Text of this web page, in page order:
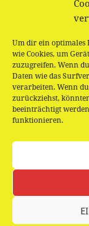
Um dir ein optimales
wie Cookies, um
zuzugreifen. Wenn
Daten wie das
verarbeiten. Wenn
zurückziehst,
beeinträchtigt
funktionieren.
Michael
Stefanie
Hervorheben
mit deren
konnten:
Henninger, N.
18. September